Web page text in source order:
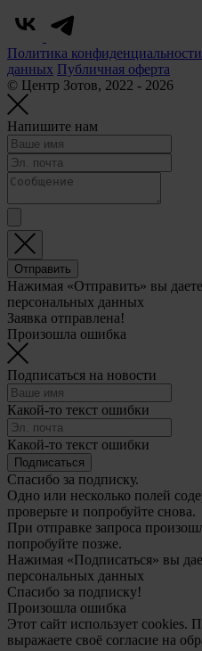
Политика конфиденциальности
данных Публичная оферта
© Центр Зотов, 2022 - 2026
Напишите нам
Отправить
Нажимая «Отправить» вы
персональных данных
Заявка отправлена!
Произошла ошибка
Подписаться на новости
Какой-то текст ошибки
Какой-то текст ошибки
Подписаться
Спасибо за подписку.
Одно или несколько полей
проверьте и попробуйте снова.
При отправке запроса
попробуйте позже.
Нажимая «Подписаться» вы
персональных данных
Спасибо за подписку!
Произошла ошибка
Этот сайт использует cookies.
выражаете своё согласие на